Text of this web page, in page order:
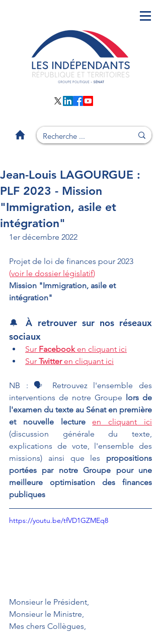
Jean-Louis LAGOURGUE :
PLF 2023 - Mission
"Immigration, asile et
intégration"
1er décembre 2022
Projet de loi de finances pour 2023
(voir le dossier législatif)
Mission "Immigration, asile et
intégration"
🔔 À retrouver sur nos réseaux
sociaux
Sur Facebook en cliquant ici
Sur Twitter en cliquant ici
NB : 🗣 Retrouvez l'ensemble des
interventions de notre Groupe lors de
l'examen du texte au Sénat en première
et nouvelle lecture en cliquant ici
(discussion générale du texte,
explications de vote, l'ensemble des
missions) ainsi que les propositions
portées par notre Groupe pour une
meilleure optimisation des finances
publiques
https://youtu.be/tfVD1GZMEq8
Monsieur le Président,
Monsieur le Ministre,
Mes chers Collègues,